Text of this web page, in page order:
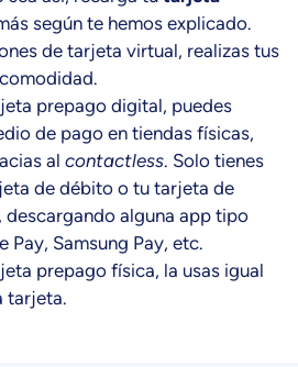
según te hemos explicado.
de tarjeta virtual, realizas tus
prepago digital, puedes
de pago en tiendas físicas,
al contactless. Solo tienes
de débito o tu tarjeta de
alguna app tipo
Pay, Samsung Pay, etc.
prepago física, la usas igual
tarjeta.